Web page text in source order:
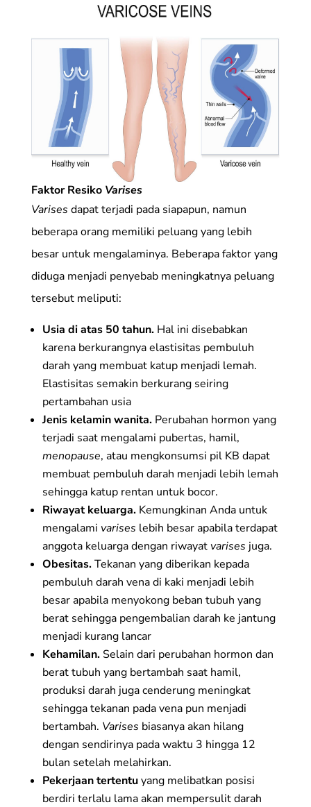
Faktor Resiko Varises
Varises dapat terjadi pada siapapun, namun
beberapa orang memiliki peluang yang lebih
besar untuk mengalaminya. Beberapa faktor yang
diduga menjadi penyebab meningkatnya peluang
tersebut meliputi:
Usia di atas 50 tahun.Hal ini disebabkan
karena berkurangnya elastisitas pembuluh
darah yang membuat katup menjadi lemah.
Elastisitas semakin berkurang seiring
pertambahan usia
Jenis kelamin wanita.Perubahan hormon yang
terjadi saat mengalami pubertas, hamil,
menopause, atau mengkonsumsi pil KB dapat
membuat pembuluh darah menjadi lebih lemah
sehingga katup rentan untuk bocor.
Riwayat keluarga.Kemungkinan Anda untuk
mengalami varises lebih besar apabila terdapat
anggota keluarga dengan riwayat varises juga.
Obesitas.Tekanan yang diberikan kepada
pembuluh darah vena di kaki menjadi lebih
besar apabila menyokong beban tubuh yang
berat sehingga pengembalian darah ke jantung
menjadi kurang lancar
Kehamilan.Selain dari perubahan hormon dan
berat tubuh yang bertambah saat hamil,
produksi darah juga cenderung meningkat
sehingga tekanan pada vena pun menjadi
bertambah. Varises biasanya akan hilang
dengan sendirinya pada waktu 3 hingga 12
bulan setelah melahirkan.
Pekerjaan tertentuyang melibatkan posisi
berdiri terlalu lama akan mempersulit darah